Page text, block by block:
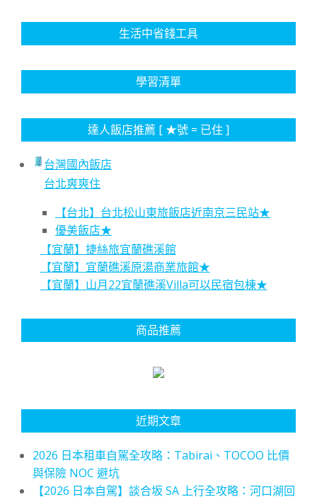
生活中省錢工具
學習清單
達人飯店推薦 [ ★號 = 已住 ]
台灣國內飯店
台北爽爽住
【台北】台北松山東旅飯店近南京三民站★
優美飯店★
【宜蘭】捷絲旅宜蘭礁溪館
【宜蘭】宜蘭礁溪原湯商業旅館★
【宜蘭】山月22宜蘭礁溪Villa可以民宿包棟★
商品推薦
近期文章
2026 日本租車自駕全攻略：Tabirai、TOCOO 比價
與保險 NOC 避坑
【2026 日本自駕】談合坂 SA 上行全攻略：河口湖回